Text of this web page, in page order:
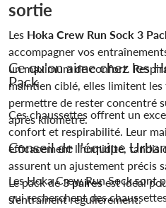
sortie
Les Hoka Crew Run Sock 3
accompagner vos
un maximum de confort.
maintien ciblé, elles limitent
permettre de rester concentré
après kilomètre.
Ce qu'on aime chez les
Pack
Ces chaussettes offrent un
confort et respirabilité. Leur
efficacement l'humidité, tandis
assurent un ajustement précis
Le pack de3 pairesest idéal
s'entraînent régulièrement.
Conseil de l'équipe
Les Hoka Crew Run Sock sont
qui recherchent des